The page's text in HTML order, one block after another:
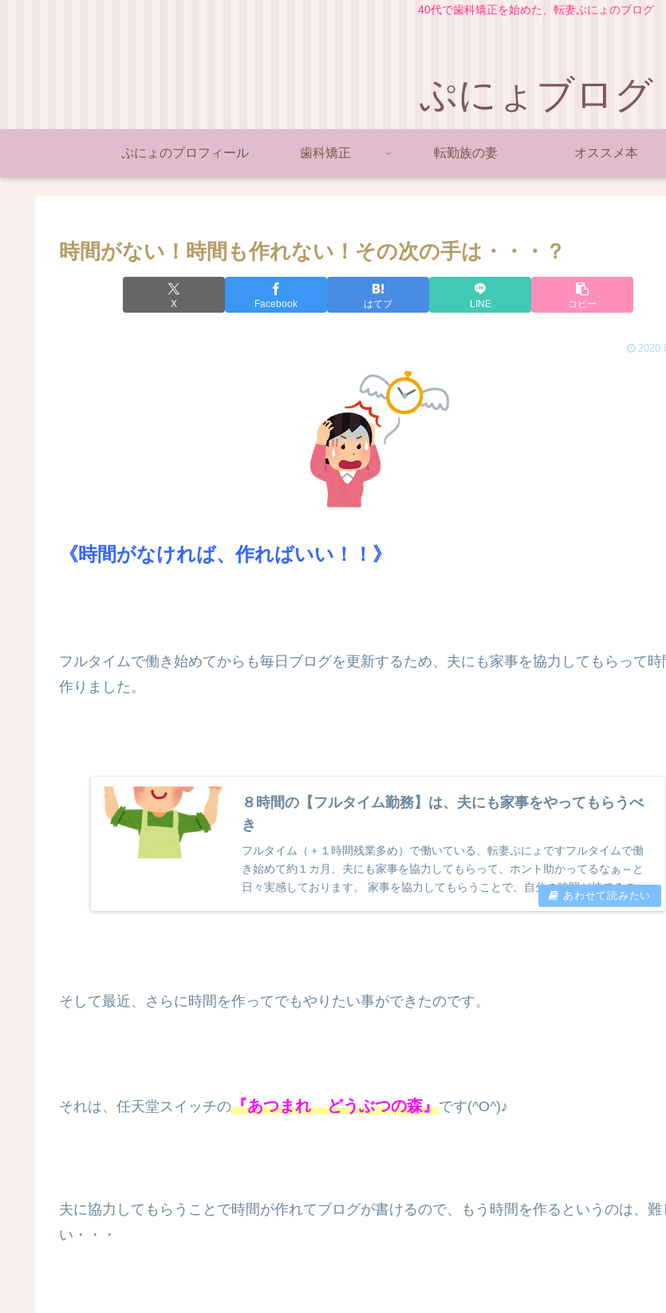
40代で歯科矯正を始めた、転妻ぷにょのブログ
ぷにょブログ
ぷにょのプロフィール 歯科矯正 転勤族の妻 オススメ本
時間がない！時間も作れない！その次の手は・・・？
X Facebook はてブ LINE コピー
《時間がなければ、作ればいい！！》
フルタイムで働き始めてからも毎日ブログを更新するため、夫にも家事を協力してもらって時
作りました。
８時間の【フルタイム勤務】は、夫にも家事をやってもらうべ
き
フルタイム（＋１時間残業多め）で働いている、転妻ぷにょですフルタイムで働
き始めて約１カ月、夫にも家事を協力してもらって、ホント助かってるなぁ～と
日々実感しております。 家事を協力してもらうことで、自分の時間が持てるので
そして最近、さらに時間を作ってでもやりたい事ができたのです。
それは、任天堂スイッチの『あつまれ どうぶつの森』です(^O^)♪
夫に協力してもらうことで時間が作れてブログが書けるので、もう時間を作るというのは、難
い・・・